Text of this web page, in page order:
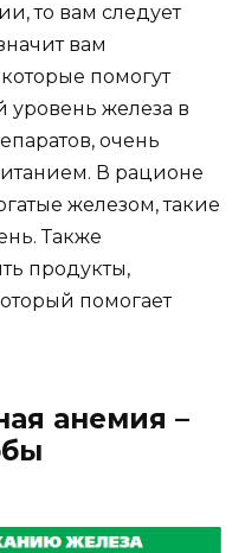
то вам следует
вам
помогут
уровень железа в
очень
В рационе
железом, такие
Также
продукты,
помогает
анемия –